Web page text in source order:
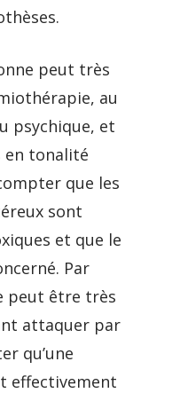
peut très
au
psychique, et
en tonalité
que les
sont
et que le
Par
peut être très
attaquer par
qu’une
effectivement